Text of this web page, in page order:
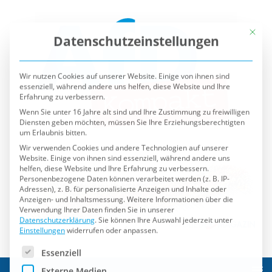
Wir nutzen Cookies auf unserer Website. Einige von ihnen sind
essenziell, während andere uns helfen, diese Website und Ihre
Erfahrung zu verbessern.
Wenn Sie unter 16 Jahre alt sind und Ihre Zustimmung zu freiwilligen
Diensten geben möchten, müssen Sie Ihre Erziehungsberechtigten
um Erlaubnis bitten.
Wir verwenden Cookies und andere Technologien auf unserer
Website. Einige von ihnen sind essenziell, während andere uns
helfen, diese Website und Ihre Erfahrung zu verbessern.
Personenbezogene Daten können verarbeitet werden (z. B. IP-
Adressen), z. B. für personalisierte Anzeigen und Inhalte oder
Anzeigen- und Inhaltsmessung.Weitere Informationen über die
Verwendung Ihrer Daten finden Sie in unserer
Datenschutzerklärung. Sie können Ihre Auswahl jederzeit unter
Einstellungenwiderrufen oder anpassen.
Es folgt eine Liste der Service-Gruppen, für die eine
Externe Medien